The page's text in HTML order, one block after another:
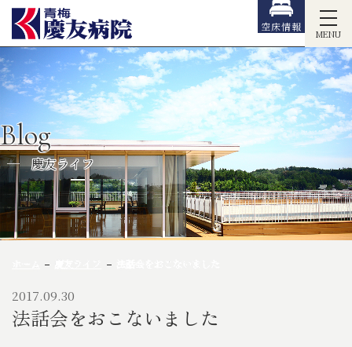
MENU
空床情報
Blog
慶友ライフ
法話会をおこないました
2017.09.30
法話会をおこないました